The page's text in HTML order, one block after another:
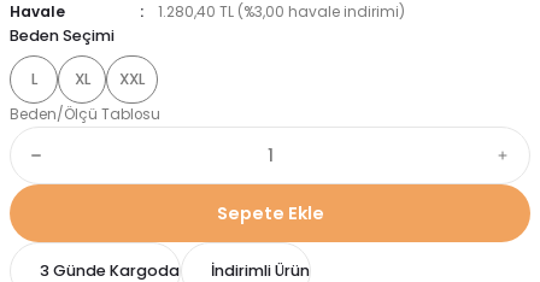
Havale
1.280,40 TL (%3,00 havale indirimi)
Beden Seçimi
L XL XXL
Beden/Ölçü Tablosu
Sepete Ekle
3 Günde Kargoda İndirimli Ürün